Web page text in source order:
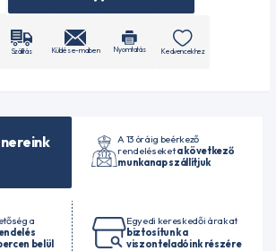
Szállítás Küldés e-mailben Nyomtatás Kedvencekhez
A 13 óráig beérkező
rendeléseketa következő
munkanap szállítjuk
a
belül
Egyedi kereskedői árakat
biztosítunk a
viszonteladóink részére